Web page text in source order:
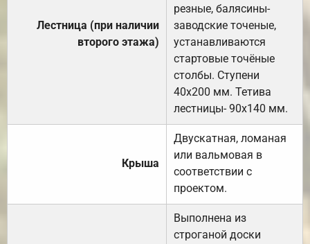
Лестница (при наличии
второго этажа)
резные, балясины-
заводские точеные,
устанавливаются
стартовые точёные
столбы. Ступени
40х200 мм. Тетива
лестницы- 90х140 мм.
Крыша
Двускатная, ломаная
или вальмовая в
соответствии с
проектом.
Выполнена из
строганой доски